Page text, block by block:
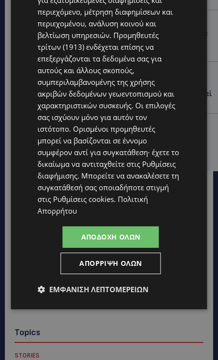
UPDATES
ΚΑΤΑΓΓΕΛΙΑ: Για άνδρα που φέρεται να παρενοχλούσε
γυναίκες στο Δασούδι – Σε εξέλιξη οι αστυνομικές
έρευνες
UPDATES
ΛΕΥΚΩΣΙΑ: Γιατί ένας 16χρονος φέρεται να έβαλε
φωτιά σε ιστορική μπυραρία – Η Αστυνομία αναζητεί
το κίνητρο
UPDATES
ΛΑΤΣΙΑ-ΓΕΡΙ: Στο επίκεντρο η δημιουργία δομών για
ασυνόδευτους ανήλικους – Αντιδρά ο Δήμος,
στηρίζει υπό προϋποθέσεις το Κίνημα Οικολόγων
Topics
STORIES
περιεχόμενο, μέτρηση διαφημίσεων και
περιεχομένου, ανάλυση κοινού και
βελτίωση υπηρεσιών. Προμηθευτές
τρίτων (1913) ενδέχεται επίσης να
επεξεργάζονται τα δεδομένα σας για
αυτούς και άλλους σκοπούς,
συμπεριλαμβανομένης της χρήσης
ακριβών δεδομένων γεωεντοπισμού και
χαρακτηριστικών συσκευής. Οι επιλογές
σας ισχύουν μόνο για αυτόν τον
ιστότοπο. Ορισμένοι προμηθευτές
μπορεί να βασίζονται σε έννομο
συμφέρον αντί για συγκατάθεση· έχετε το
δικαίωμα να αντιταχθείτε στις Ρυθμίσεις
διαφήμισης. Μπορείτε να ανακαλέσετε τη
συγκατάθεσή σας οποιαδήποτε στιγμή
στις Ρυθμίσεις cookies. Πολιτική
Απορρήτου
ΑΠΟΔΟΧΉ ΌΛΩΝ
ΑΠΌΡΡΙΨΗ ΌΛΩΝ
ΕΜΦΆΝΙΣΗ ΛΕΠΤΟΜΕΡΕΙΏΝ